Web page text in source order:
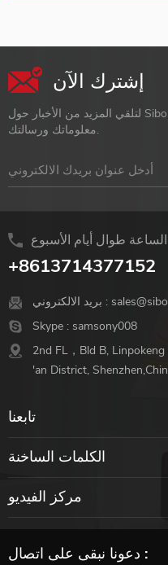
إشترك الآن
لتلقي المزيد من الأخبار حول Sibolan أو معلومات أكثر قيمة ، يرجى ترك
معلوماتك ورسالتك.
+8613714377152
بريد الالكتروني :
Skype : samsony008
2nd FL，Bld B,
'an District,
تابعنا
الكلمات الساخنة
مركز الفيديو
دعونا نبقى على اتصال :